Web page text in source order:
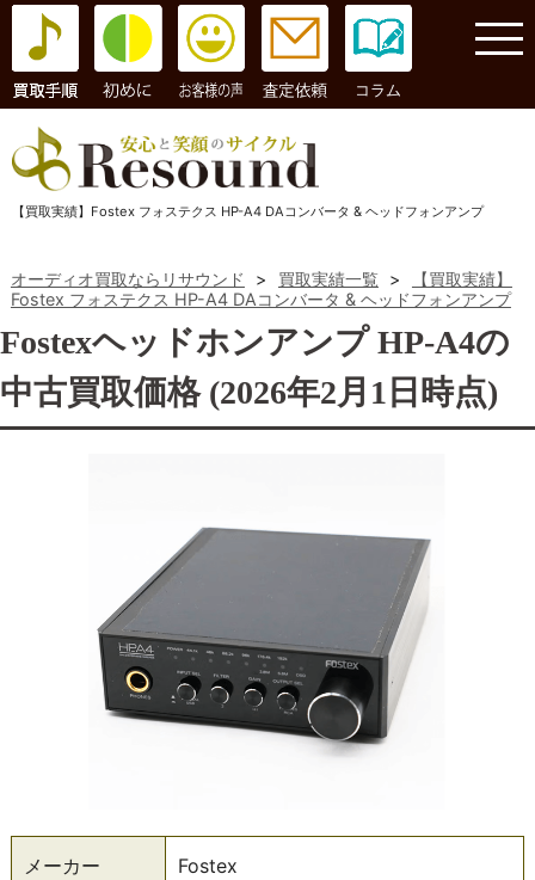
コラム
【買取実績】Fostex フォステクス HP-A4 DAコンバータ & ヘッドフォンアンプ
オーディオ買取ならリサウンド > 買取実績一覧 >
【買取実績】
Fostex フォステクス HP-A4 DAコンバータ & ヘッドフォンアンプ
Fostexヘッドホンアンプ HP-A4の
中古買取価格 (2026年2月1日時点)
メーカー Fostex